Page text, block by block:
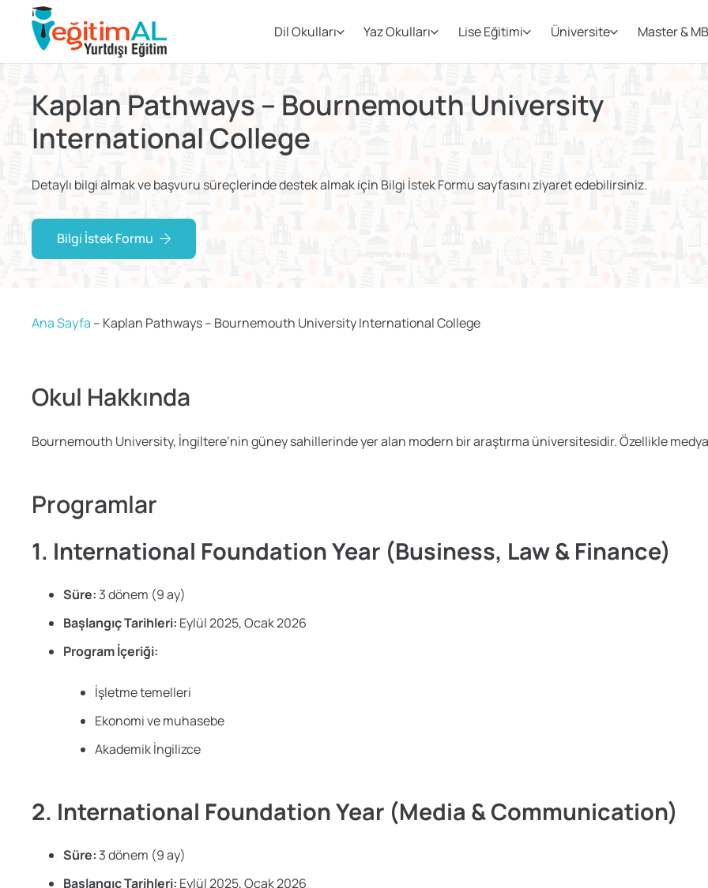
Dil Okulları Yaz Okulları Lise Eğitimi Üniversite Master &
Kaplan Pathways – Bournemouth University
International College
Detaylı bilgi almak ve başvuru süreçlerinde destek almak için Bilgi İstek Formu sayfasını ziyaret edebilirsiniz.
Bilgi İstek Formu
Ana Sayfa – Kaplan Pathways – Bournemouth University International College
Okul Hakkında
Bournemouth University, İngiltere’nin güney sahillerinde yer alan modern bir araştırma üniversitesidir. Özellikle
Programlar
1. International Foundation Year (Business, Law & Finance)
Süre: 3 dönem (9 ay)
Başlangıç Tarihleri: Eylül 2025, Ocak 2026
Program İçeriği:
İşletme temelleri
Ekonomi ve muhasebe
Akademik İngilizce
2. International Foundation Year (Media & Communication)
Süre: 3 dönem (9 ay)
Başlangıç Tarihleri: Eylül 2025, Ocak 2026